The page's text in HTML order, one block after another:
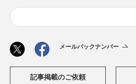
メールバックナンバー
記事掲載のご依頼